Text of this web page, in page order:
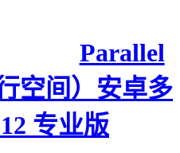
Parallel
空间）安卓多
专业版